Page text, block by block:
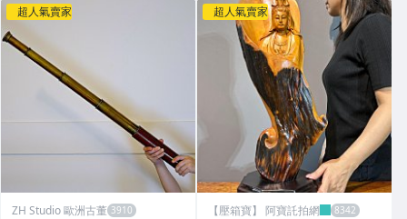
超人氣賣家
ZH Studio 歐洲古董
超人氣賣家
【壓箱寶】 阿寶託拍網